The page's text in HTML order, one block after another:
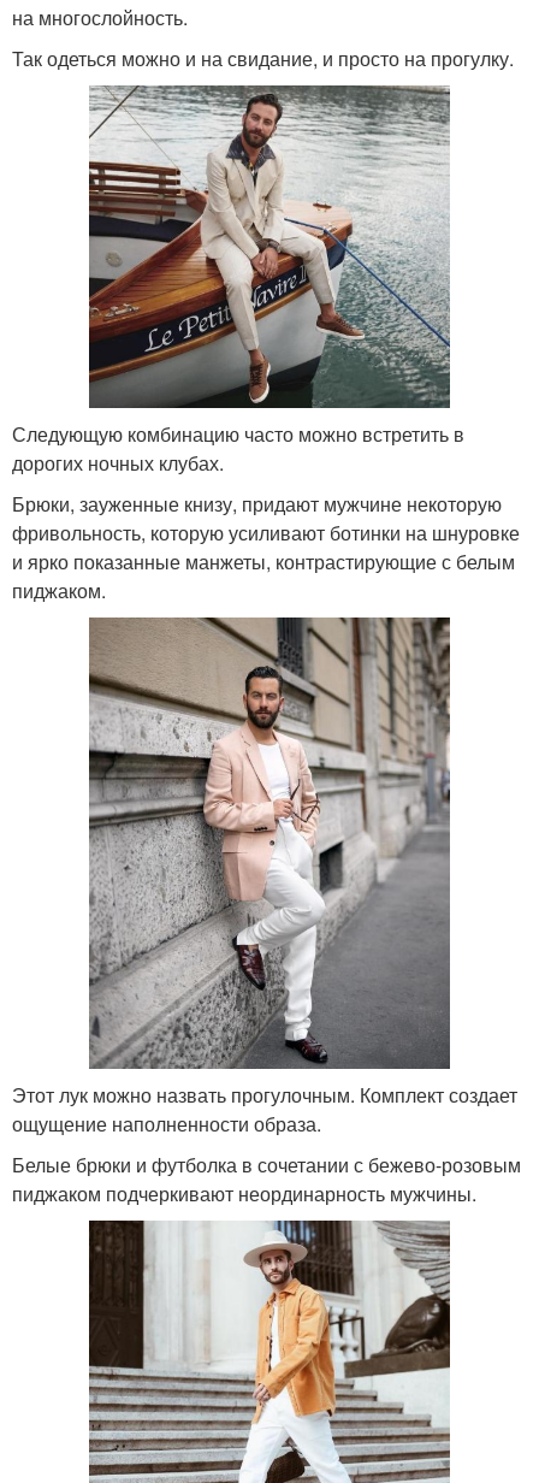
на многослойность.
Так одеться можно и на свидание, и просто на прогулку.
Следующую комбинацию часто можно встретить в
дорогих ночных клубах.
Брюки, зауженные книзу, придают мужчине некоторую
фривольность, которую усиливают ботинки на шнуровке
и ярко показанные манжеты, контрастирующие с белым
пиджаком.
Этот лук можно назвать прогулочным. Комплект создает
ощущение наполненности образа.
Белые брюки и футболка в сочетании с бежево-розовым
пиджаком подчеркивают неординарность мужчины.